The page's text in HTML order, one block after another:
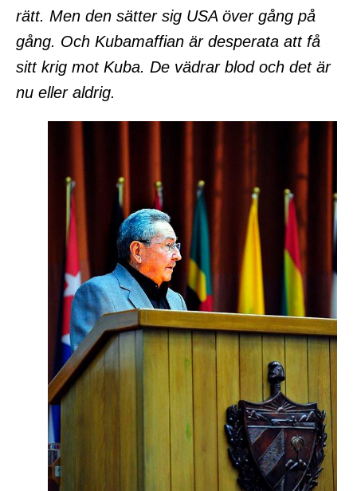
rätt. Men den sätter sig USA över gång på
gång. Och Kubamaffian är desperata att få
sitt krig mot Kuba. De vädrar blod och det är
nu eller aldrig.